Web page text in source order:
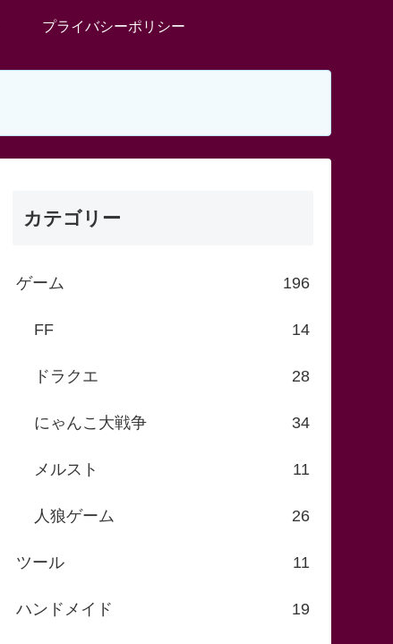
プライバシーポリシー
カテゴリー
ゲーム 196
FF 14
ドラクエ 28
にゃんこ大戦争 34
メルスト 11
人狼ゲーム 26
ツール 11
ハンドメイド 19